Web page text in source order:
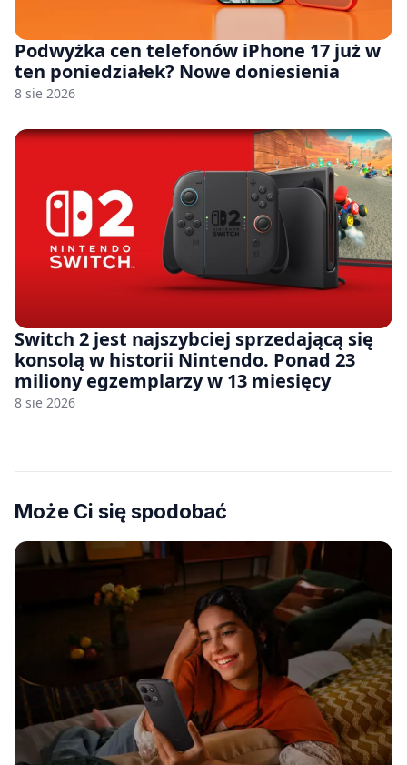
Podwyżka cen telefonów iPhone 17 już w
ten poniedziałek? Nowe doniesienia
8 sie 2026
Switch 2 jest najszybciej sprzedającą się
konsolą w historii Nintendo. Ponad 23
miliony egzemplarzy w 13 miesięcy
8 sie 2026
Może Ci się spodobać